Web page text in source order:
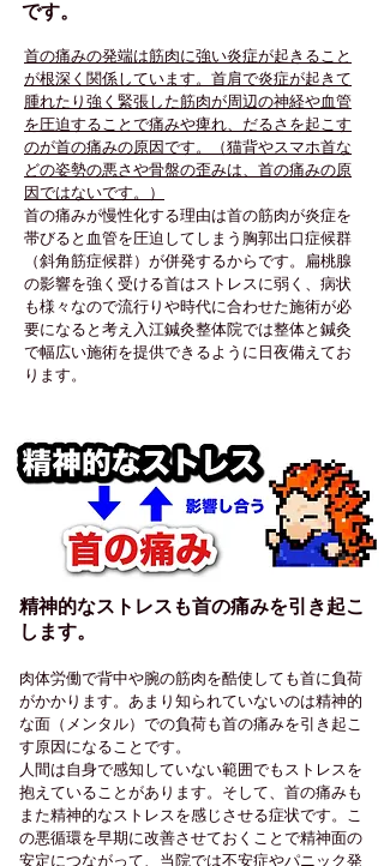
です。
首の痛みの発端は筋肉に強い炎症が起きること
が根深く関係しています。首肩で炎症が起きて
腫れたり強く緊張した筋肉が周辺の神経や血管
を圧迫することで痛みや痺れ、だるさを起こす
のが首の痛みの原因です。（猫背やスマホ首な
どの姿勢の悪さや骨盤の歪みは、首の痛みの原
因ではないです。）
首の痛みが慢性化する理由は首の筋肉が炎症を
帯びると血管を圧迫してしまう胸郭出口症候群
（斜角筋症候群）が併発するからです。扁桃腺
の影響を強く受ける首はストレスに弱く、病状
も様々なので流行りや時代に合わせた施術が必
要になると考え入江鍼灸整体院では整体と鍼灸
で幅広い施術を提供できるように日夜備えてお
ります。
精神的なストレスも首の痛みを引き起こ
します。
​肉体労働で背中や腕の筋肉を酷使しても首に負荷
がかかります。あまり知られていないのは精神的
な面（メンタル）での負荷も首の痛みを引き起こ
す原因になることです。
人間は自身で感知していない範囲でもストレスを
抱えていることがあります。そして、首の痛みも
また精神的なストレスを感じさせる症状です。こ
の悪循環を早期に改善させておくことで精神面の
安定につながって、当院では不安症やパニック発